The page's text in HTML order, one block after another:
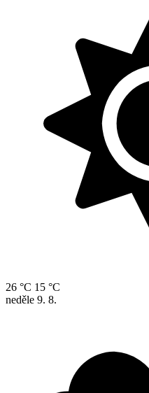
26 °C 15 °C
neděle 9. 8.